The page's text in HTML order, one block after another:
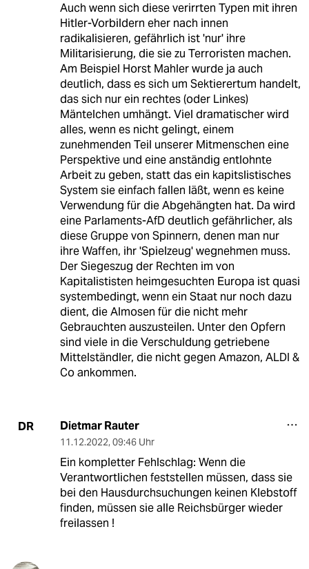
Auch wenn sich diese verirrten Typen mit ihren
Hitler-Vorbildern eher nach innen
radikalisieren, gefährlich ist 'nur' ihre
Militarisierung, die sie zu Terroristen machen.
Am Beispiel Horst Mahler wurde ja auch
deutlich, dass es sich um Sektierertum handelt,
das sich nur ein rechtes (oder Linkes)
Mäntelchen umhängt. Viel dramatischer wird
alles, wenn es nicht gelingt, einem
zunehmenden Teil unserer Mitmenschen eine
Perspektive und eine anständig entlohnte
Arbeit zu geben, statt das ein kapitslistisches
System sie einfach fallen läßt, wenn es keine
Verwendung für die Abgehängten hat. Da wird
eine Parlaments-AfD deutlich gefährlicher, als
diese Gruppe von Spinnern, denen man nur
ihre Waffen, ihr 'Spielzeug' wegnehmen muss.
Der Siegeszug der Rechten im von
Kapitalististen heimgesuchten Europa ist quasi
systembedingt, wenn ein Staat nur noch dazu
dient, die Almosen für die nicht mehr
Gebrauchten auszusteilen. Unter den Opfern
sind viele in die Verschuldung getriebene
Mittelständler, die nicht gegen Amazon, ALDI &
Co ankommen.
DR Dietmar Rauter
11.12.2022, 09:46 Uhr
Ein kompletter Fehlschlag: Wenn die
Verantwortlichen feststellen müssen, dass sie
bei den Hausdurchsuchungen keinen Klebstoff
finden, müssen sie alle Reichsbürger wieder
freilassen !